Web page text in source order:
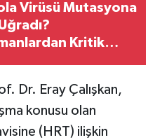
Virüsü Mutasyona
Kritik
Dr. Eray Çalışkan,
konusu olan
(HRT) ilişkin